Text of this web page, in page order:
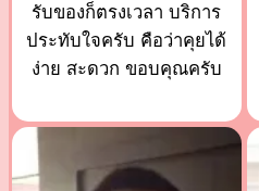
รับของก็ตรงเวลา บริการ
ประทับใจครับ คือว่าคุยได้
ง่าย สะดวก ขอบคุณครับ